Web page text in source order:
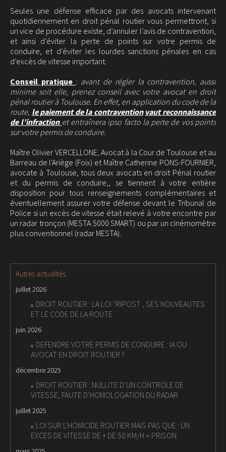
Seules une défense efficace par des avocats intervenant
quotidiennement en droit pénal routier vous permettront, si
un vice de procédure existe, d’annuler l’avis de contravention,
et ainsi d’éviter la perte de points sur votre permis de
conduire, et d’éviter les lourdes sanctions pénales en cas
d’excès de vitesse important.
Conseil pratique : avant de régler la contravention, aussi
minime soit elle, prenez conseil avec votre avocat en droit
pénal routier à Toulouse. En effet, en application du code de la
route, le paiement de la contravention vaut reconnaissance
de l’infraction et entraînera ipso facto la perte de vos points
sur votre permis de conduire.
Maître Olivier VERCELLONE, Avocat à la Cour de Toulouse et au
Barreau de l'Ariège (Foix) et Maître Catherine PONS-FOURNIER,
avocate à Toulouse, tous deux avocats en droit Pénal routier
et du permis de conduire,, se tiennent à votre entière
disposition pour tous renseignements complémentaires et
éventuellement assurer votre défense devant le Tribunal de
Police si un excès de vitesse était relevé à votre encontre par
un radar tronçon (MESTA 5000 SMART) ou par un cinémomètre
plus conventionnel (radar MESTA).
Autres actualités
juillet 2026
DROIT ROUTIER : LA LOI "RIPOST , SES NOUVEAUTES
ET LE CODE DE LA ROUTE
juin 2026
DEFENDRE VOTRE PERMIS DE CONDUIRE : IA OU
AVOCAT EN DROIT ROUTIER ?
décembre 2025
DROIT ROUTIER : NULLITE D’UN CONTROLE DE
VITESSE, FAUTE D’HOMOLOGATION DU RADAR
juillet 2025
LOI SUR L'HOMICIDE ROUTIER MAIS PAS QUE : UN
EXCES DE VITESSE DE + DE 50 KM/H = PRISON